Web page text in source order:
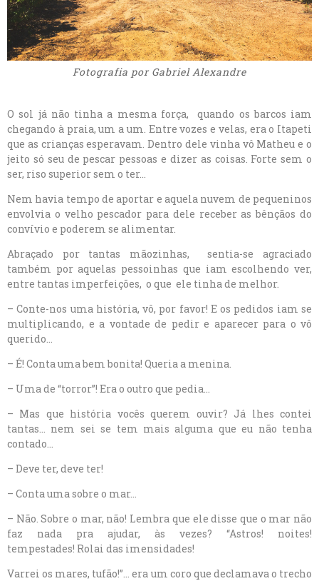
Fotografia por Gabriel Alexandre
O sol já não tinha a mesma força, quando os barcos iam
chegando à praia, um a um. Entre vozes e velas, era o Itapeti
que as crianças esperavam. Dentro dele vinha vô Matheu e o
jeito só seu de pescar pessoas e dizer as coisas. Forte sem o
ser, riso superior sem o ter…
Nem havia tempo de aportar e aquela nuvem de pequeninos
envolvia o velho pescador para dele receber as bênçãos do
convívio e poderem se alimentar.
Abraçado por tantas mãozinhas, sentia-se agraciado
também por aquelas pessoinhas que iam escolhendo ver,
entre tantas imperfeições, o que ele tinha de melhor.
– Conte-nos uma história, vô, por favor! E os pedidos iam se
multiplicando, e a vontade de pedir e aparecer para o vô
querido…
– É! Conta uma bem bonita! Queria a menina.
– Uma de “torror”! Era o outro que pedia…
– Mas que história vocês querem ouvir? Já lhes contei
tantas… nem sei se tem mais alguma que eu não tenha
contado…
– Deve ter, deve ter!
– Conta uma sobre o mar…
– Não. Sobre o mar, não! Lembra que ele disse que o mar não
faz nada pra ajudar, às vezes? “Astros! noites!
tempestades! Rolai das imensidades!
Varrei os mares, tufão!”… era um coro que declamava o trecho